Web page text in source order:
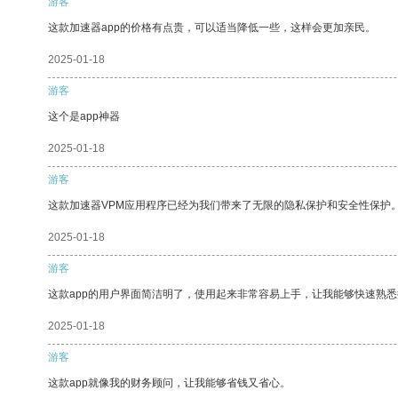
这款加速器app的价格有点贵，可以适当降低一些，这样会更加亲民。
2025-01-18
游客
这个是app神器
2025-01-18
游客
这款加速器VPM应用程序已经为我们带来了无限的隐私保护和安全性保护。
2025-01-18
游客
这款app的用户界面简洁明了，使用起来非常容易上手，让我能够快速熟悉
2025-01-18
游客
这款app就像我的财务顾问，让我能够省钱又省心。